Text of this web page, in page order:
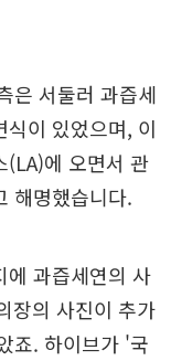
은 서둘러 과즙세
이 있었으며, 이
(LA)에 오면서 관
해명했습니다.
에 과즙세연의 사
장의 사진이 추가
죠. 하이브가 '국